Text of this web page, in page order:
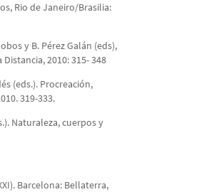
Rio de Janeiro/Brasilia:
y B. Pérez Galán (eds),
2010: 315- 348
(eds.). Procreación,
319-333.
Naturaleza, cuerpos y
Barcelona: Bellaterra,